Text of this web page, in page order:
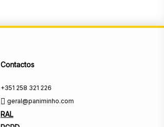
Contactos
+351 258 321 226
geral@paniminho.com
RAL